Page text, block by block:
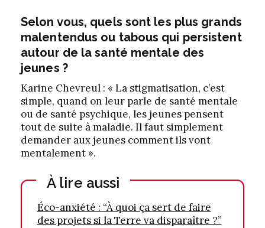
Selon vous, quels sont les plus grands
malentendus ou tabous qui persistent
autour de la santé mentale des
jeunes ?
Karine Chevreul : « La stigmatisation, c’est
simple, quand on leur parle de santé mentale
ou de santé psychique, les jeunes pensent
tout de suite à maladie. Il faut simplement
demander aux jeunes comment ils vont
mentalement ».
À lire aussi
Éco-anxiété : “À quoi ça sert de faire
des projets si la Terre va disparaître ?”